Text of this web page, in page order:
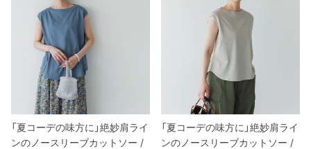
「夏コーデの味方に」絶妙肩ライ
ンのノースリーブカットソー /
「夏コーデの味方に」絶妙肩ライ
ンのノースリーブカットソー /